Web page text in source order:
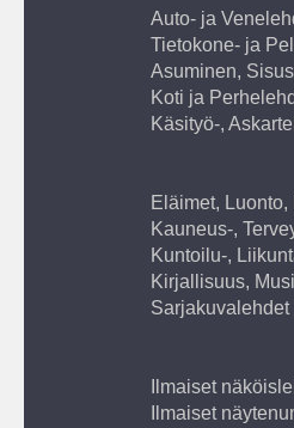
Auto- ja
Tietokone- ja
Asuminen,
Koti ja
Käsityö-,
Eläimet,
Kauneus-,
Kuntoilu-,
Kirjallisuus,
Sarjakuvalehdet
Ilmaiset
Ilmaiset